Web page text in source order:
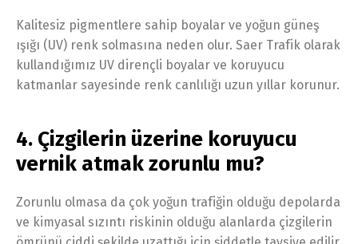
Kalitesiz pigmentlere sahip boyalar ve yoğun güneş
ışığı (UV) renk solmasına neden olur. Saer Trafik olarak
kullandığımız UV dirençli boyalar ve koruyucu
katmanlar sayesinde renk canlılığı uzun yıllar korunur.
4. Çizgilerin üzerine koruyucu
vernik atmak zorunlu mu?
Zorunlu olmasa da çok yoğun trafiğin olduğu depolarda
ve kimyasal sızıntı riskinin olduğu alanlarda çizgilerin